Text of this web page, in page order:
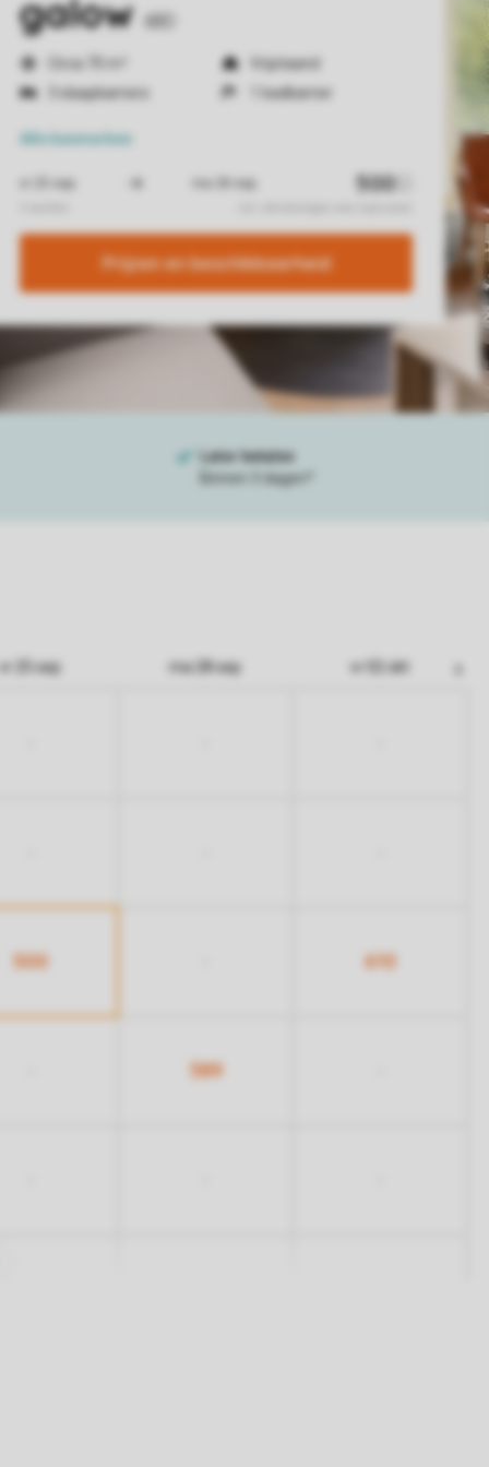
galow
6BD
Circa 70 m²
Vrijstaand
3 slaapkamers
1 badkamer
Alle kenmerken
Prijzen en beschikbaarheid
vr 25 sep ma 28 sep vr 02 okt
500 610
589